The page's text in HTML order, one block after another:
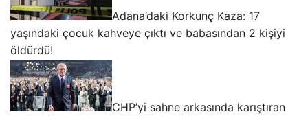
Adana’daki Korkunç Kaza: 17
yaşındaki çocuk kahveye çıktı ve babasından 2 kişiyi
öldürdü!
CHP’yi sahne arkasında karıştıran